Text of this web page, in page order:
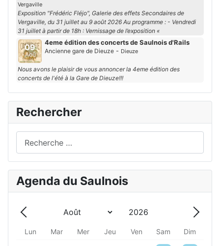
Vergaville
Exposition "Frédéric Fléjo", Galerie des effets Secondaires de
Vergaville, du 31 juillet au 9 août 2026 Au programme : - Vendredi
31 juillet à partir de 18h : Vernissage de l’exposition «
09
Aoû
4eme édition des concerts de Saulnois d'Rails
Ancienne gare de Dieuze - Dieuze
Nous avons le plaisir de vous annoncer la 4eme édition des
concerts de l'été à la Gare de Dieuze!!!
Rechercher
Agenda du Saulnois
Précédent - Mois
Mois
Année
Lun Mar Mer Jeu Ven Sam Dim